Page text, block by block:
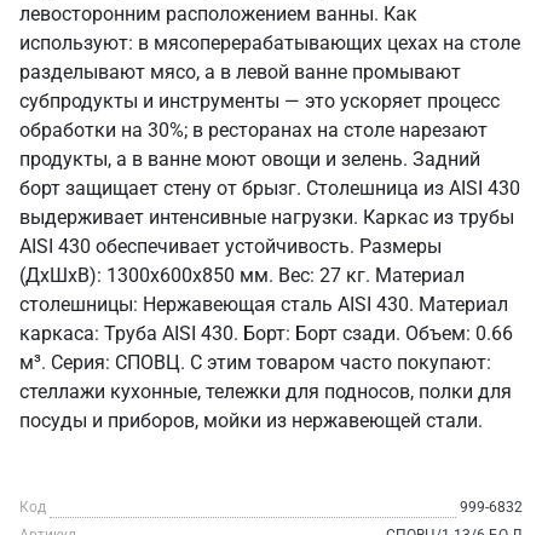
левосторонним расположением ванны. Как
используют: в мясоперерабатывающих цехах на столе
разделывают мясо, а в левой ванне промывают
субпродукты и инструменты — это ускоряет процесс
обработки на 30%; в ресторанах на столе нарезают
продукты, а в ванне моют овощи и зелень. Задний
борт защищает стену от брызг. Столешница из AISI 430
выдерживает интенсивные нагрузки. Каркас из трубы
AISI 430 обеспечивает устойчивость. Размеры
(ДхШхВ): 1300x600x850 мм. Вес: 27 кг. Материал
столешницы: Нержавеющая сталь AISI 430. Материал
каркаса: Труба AISI 430. Борт: Борт сзади. Объем: 0.66
м³. Серия: СПОВЦ. С этим товаром часто покупают:
стеллажи кухонные, тележки для подносов, полки для
посуды и приборов, мойки из нержавеющей стали.
Код
999-6832